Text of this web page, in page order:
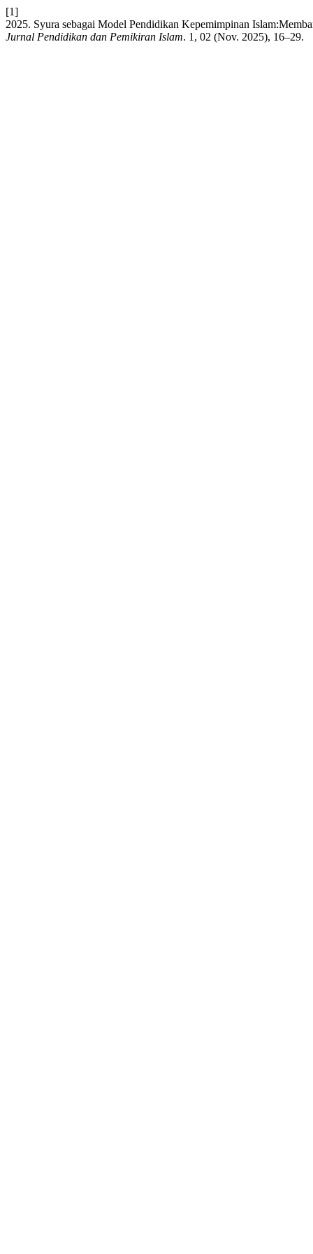
[1]
2025. Syura sebagai Model Pendidikan Kepemimpinan
Jurnal Pendidikan dan Pemikiran Islam. 1, 02 (Nov. 2025), 16–29.